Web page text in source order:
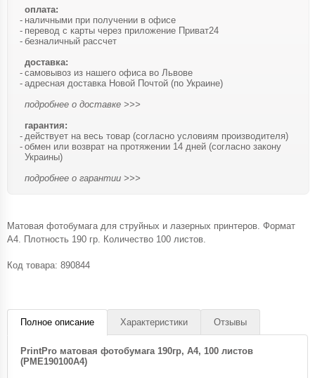
оплата:
наличными при получении в офисе
перевод с карты через приложение Приват24
безналичный рассчет
доставка:
самовывоз из нашего офиса во Львове
адресная доставка Новой Почтой (по Украине)
подробнее о доставке >>>
гарантия:
действует на весь товар (согласно условиям производителя)
обмен или возврат на протяжении 14 дней (согласно закону
Украины)
подробнее о гарантии >>>
Матовая фотобумага для струйных и лазерных принтеров. Формат
A4. Плотность 190 гр. Количество 100 листов.
Код товара: 890844
Полное описание Характеристики Отзывы
PrintPro матовая фотобумага 190гр, A4, 100 листов
(PME190100A4)